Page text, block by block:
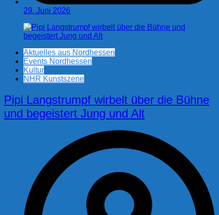
29. Juni 2026
Aktuelles aus Nordhessen
Events Nordhessen
Kultur
NHR Kunstszene
Pipi Langstrumpf wirbelt über die Bühne
und begeistert Jung und Alt